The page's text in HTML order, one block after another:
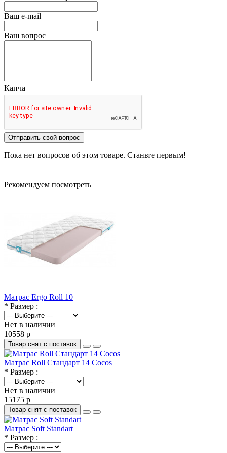
Ваш e-mail
Ваш вопрос
Капча
Отправить свой вопрос
Пока нет вопросов об этом товаре. Станьте первым!
Рекомендуем посмотреть
Матрас Ergo Roll 10
* Размер :
Нет в наличии
10558 р
Товар снят с поставок
Матрас Roll Стандарт 14 Cocos
* Размер :
Нет в наличии
15175 р
Товар снят с поставок
Матрас Soft Standart
* Размер :